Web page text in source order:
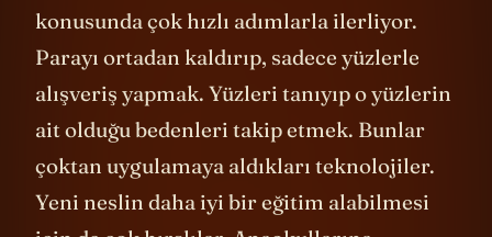
konusunda çok hızlı adımlarla ilerliyor.
Parayı ortadan kaldırıp, sadece yüzlerle
alışveriş yapmak. Yüzleri tanıyıp o yüzlerin
ait olduğu bedenleri takip etmek. Bunlar
çoktan uygulamaya aldıkları teknolojiler.
Yeni neslin daha iyi bir eğitim alabilmesi